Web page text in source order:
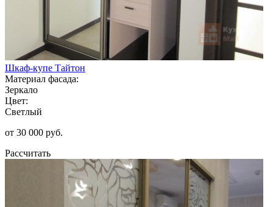
Шкаф-купе Тайтон
Материал фасада:
Зеркало
Цвет:
Светлый
от 30 000 руб.
Рассчитать